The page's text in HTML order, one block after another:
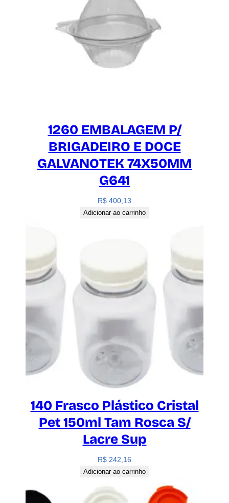
1260 EMBALAGEM P/
BRIGADEIRO E DOCE
GALVANOTEK 74X50MM
G641
R$ 400,13
Adicionar ao carrinho
140 Frasco Plástico Cristal
Pet 150ml Tam Rosca S/
Lacre Sup
R$ 242,16
Adicionar ao carrinho